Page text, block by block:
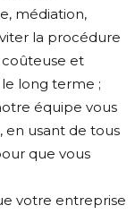
médiation,
la procédure
et
long terme ;
équipe vous
en usant de tous
que vous
votre entreprise